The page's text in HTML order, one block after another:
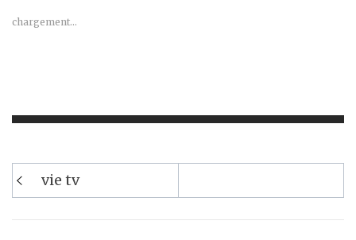
chargement…
Navigation
de
vie tv